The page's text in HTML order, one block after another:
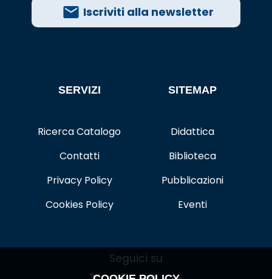
Iscriviti alla newsletter
SERVIZI
Ricerca Catalogo
Contatti
Privacy Policy
Cookies Policy
SITEMAP
Didattica
Biblioteca
Pubblicazioni
Eventi
Seguici su